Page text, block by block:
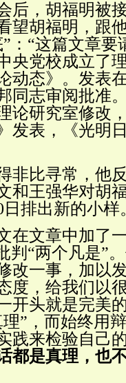
后，胡福明被
望胡福明，跟
：“这篇文章要
央党校成立了
动态》。发表
同志审阅批准
论研究室修改
发表，《光明
非比寻常，他
和王强华对胡
日排出新的小
在文章中加了
判“两个凡是”
改一事，加以
度，给我们以
开头就是完美
”，而始终用
践来检验自己
都是真理，也